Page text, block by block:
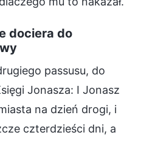
dociera do
passusu, do
Jonasza: I Jonasz
na dzień drogi, i
czterdzieści dni, a